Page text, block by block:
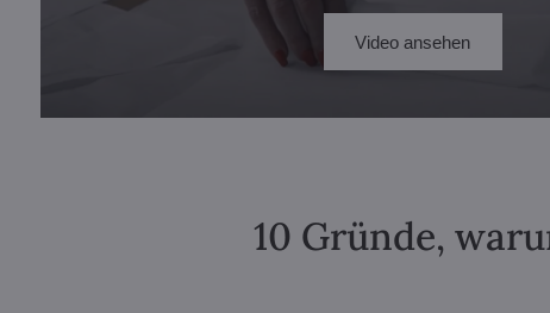
Video ansehen
10 Gründe,